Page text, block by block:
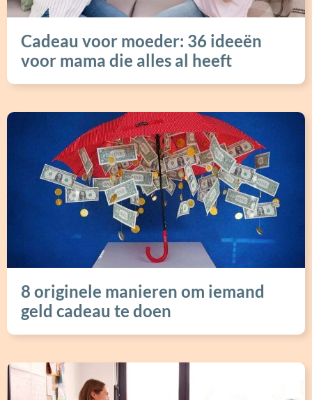
Cadeau voor moeder: 36 ideeën
voor mama die alles al heeft
8 originele manieren om iemand
geld cadeau te doen